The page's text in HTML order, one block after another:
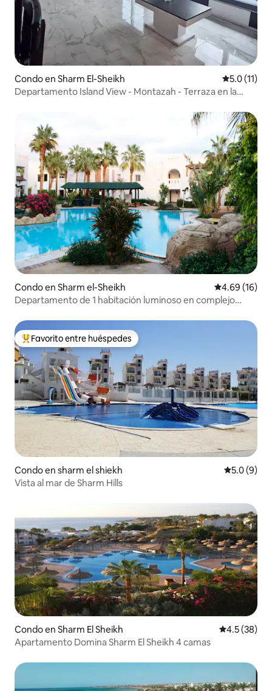
Condo en Sharm El-Sheikh Calificación
5.0 (11)
Departamento Island View - Montazah - Terraza en la
Condo en Sharm el-Sheikh Calificación
4.69 (16)
Departamento de 1 habitación luminoso en complejo
Favorito entre huéspedes preferido
Favorito entre huéspedes
Condo en sharm el shiekh
5.0 (9)
Vista al mar de Sharm Hills
Condo en Sharm El Sheikh Calificación
4.5 (38)
Apartamento Domina Sharm El Sheikh 4 camas